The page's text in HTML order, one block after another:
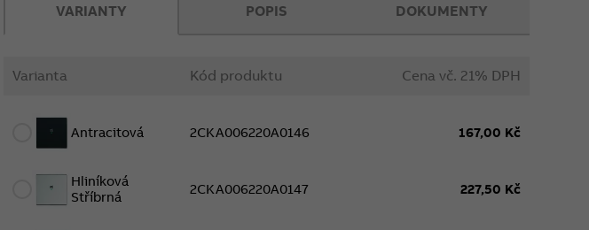
VARIANTY
Varianta Kód produktu Cena vč. 21% DPH
Antracitová 2CKA006220A0146 167,00 Kč
Hliníková
Stříbrná
2CKA006220A0147 227,50 Kč
POPIS DOKUMENTY